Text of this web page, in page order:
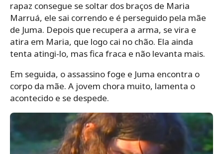
rapaz consegue se soltar dos braços de Maria
Marruá, ele sai correndo e é perseguido pela mãe
de Juma. Depois que recupera a arma, se vira e
atira em Maria, que logo cai no chão. Ela ainda
tenta atingi-lo, mas fica fraca e não levanta mais.
Em seguida, o assassino foge e Juma encontra o
corpo da mãe. A jovem chora muito, lamenta o
acontecido e se despede.